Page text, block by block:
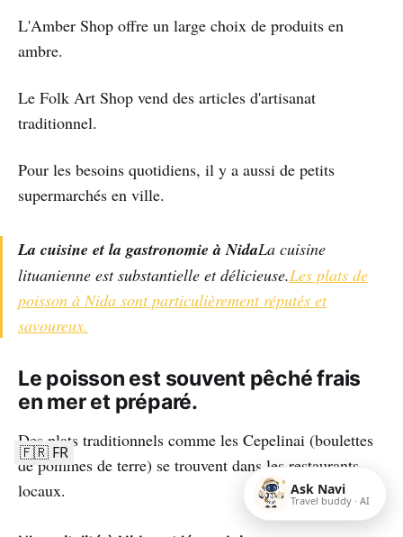
L'Amber Shop offre un large choix de produits en
ambre.
Le Folk Art Shop vend des articles d'artisanat
traditionnel.
Pour les besoins quotidiens, il y a aussi de petits
supermarchés en ville.
La cuisine et la gastronomie à NidaLa cuisine
lituanienne est substantielle et délicieuse.Les plats de
poisson à Nida sont particulièrement réputés et
savoureux.
Le poisson est souvent pêché frais
en mer et préparé.
Des plats traditionnels comme les Cepelinai (boulettes
de pommes de terre) se trouvent dans les restaurants
locaux.
Ask Navi
Travel buddy · AI
🇫🇷 FR